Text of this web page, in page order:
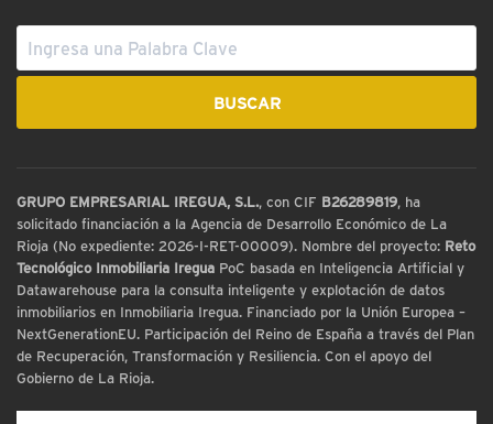
GRUPO EMPRESARIAL IREGUA, S.L., con CIF B26289819, ha
solicitado financiación a la Agencia de Desarrollo Económico de La
Rioja (No expediente: 2026-I-RET-00009). Nombre del proyecto: Reto
Tecnológico Inmobiliaria Iregua PoC basada en Inteligencia Artificial y
Datawarehouse para la consulta inteligente y explotación de datos
inmobiliarios en Inmobiliaria Iregua. Financiado por la Unión Europea –
NextGenerationEU. Participación del Reino de España a través del Plan
de Recuperación, Transformación y Resiliencia. Con el apoyo del
Gobierno de La Rioja.